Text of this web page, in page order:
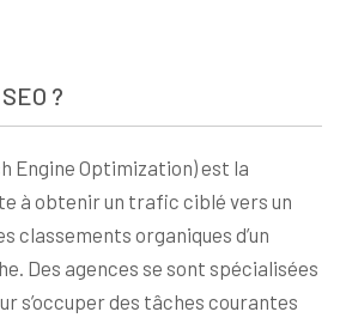
?
Engine Optimization) est la
à obtenir un trafic ciblé vers un
classements organiques d’un
Des agences se sont spécialisées
s’occuper des tâches courantes